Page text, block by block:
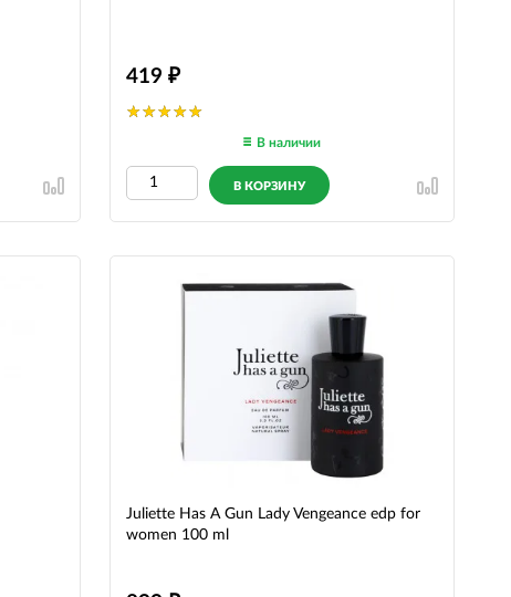
419
В наличии
В КОРЗИНУ
Juliette Has A Gun Lady Vengeance edp for
women 100 ml